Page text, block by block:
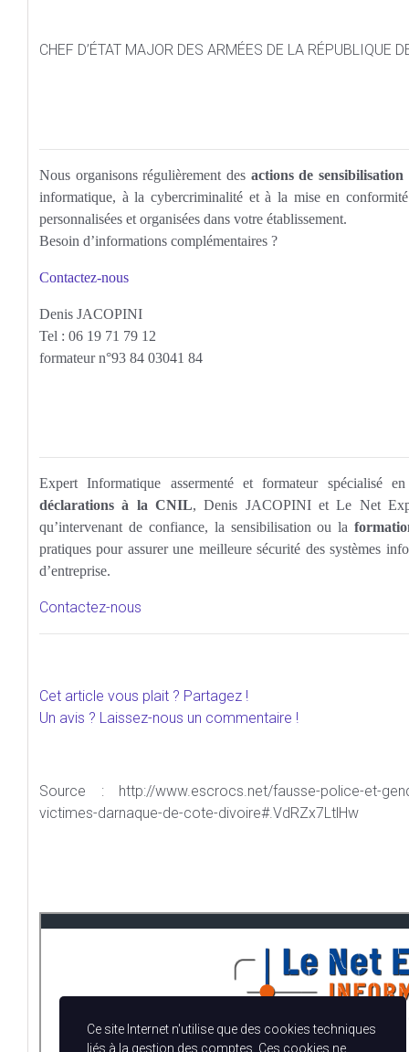
CHEF D’ÉTAT MAJOR DES ARMÉES DE LA RÉPUBLIQUE
Nous organisons régulièrement des actions de
informatique, à la cybercriminalité et à la mise en
personnalisées et organisées dans votre établissement.
Besoin d’informations complémentaires ?
Contactez-nous
Denis JACOPINI
Tel : 06 19 71 79 12
formateur n°93 84 03041 84
Expert Informatique assermenté et formateur spécialisé
déclarations à la CNIL, Denis JACOPINI et Le Net
qu’intervenant de confiance, la sensibilisation ou la
pratiques pour assurer une meilleure sécurité des systèmes
d’entreprise.
Contactez-nous
Cet article vous plait ? Partagez !
Un avis ? Laissez-nous un commentaire !
Source : http://www.escrocs.net/fausse-police-et-
victimes-darnaque-de-cote-divoire#.VdRZx7LtlHw